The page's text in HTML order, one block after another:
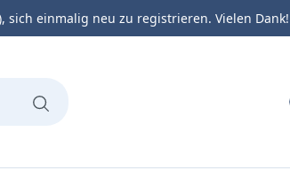
sich einmalig neu zu registrieren. Vielen Dank!